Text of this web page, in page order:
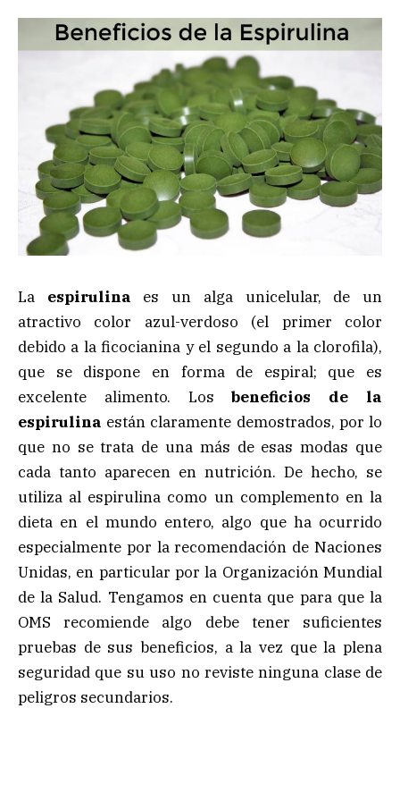
La espirulina es un alga unicelular, de un
atractivo color azul-verdoso (el primer color
debido a la ficocianina y el segundo a la clorofila),
que se dispone en forma de espiral; que es
excelente alimento. Losbeneficios de la
espirulina están claramente demostrados, por lo
que no se trata de una más de esas modas que
cada tanto aparecen en nutrición. De hecho, se
utiliza al espirulina como un complemento en la
dieta en el mundo entero, algo que ha ocurrido
especialmente por la recomendación de Naciones
Unidas, en particular por la Organización Mundial
de la Salud. Tengamos en cuenta que para que la
OMS recomiende algo debe tener suficientes
pruebas de sus beneficios, a la vez que la plena
seguridad que su uso no reviste ninguna clase de
peligros secundarios.